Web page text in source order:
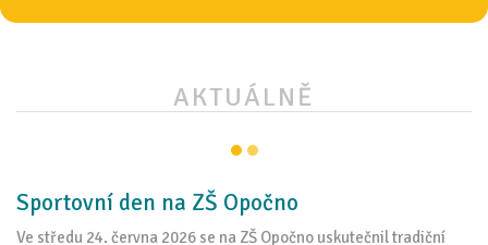
AKTUÁLNĚ
Sportovní den na ZŠ Opočno
Ve středu 24. června 2026 se na ZŠ Opočno uskutečnil tradiční